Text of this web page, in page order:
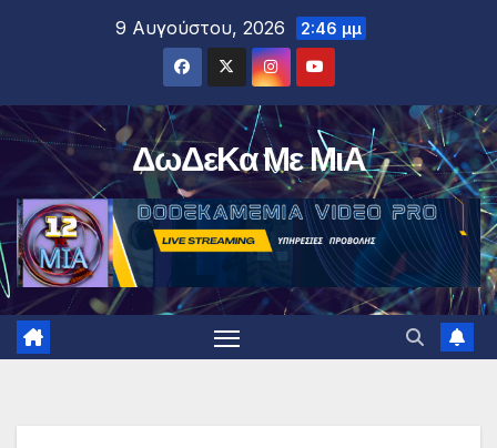
9 Αυγούστου, 2026 2:46 μμ
ΔωΔεΚα Με ΜιΑ